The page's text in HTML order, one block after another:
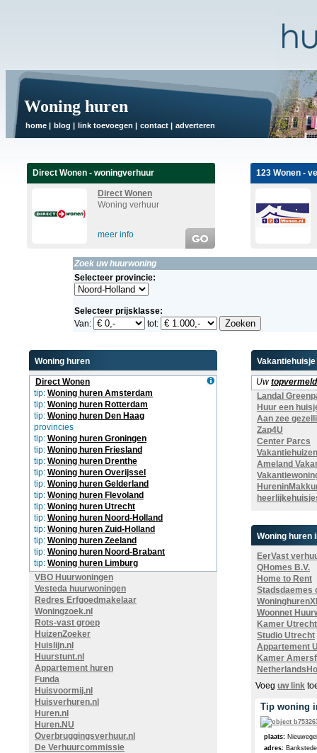
Woning huren
home | blog | link toevoegen | contact | adverteren
Direct Wonen - woningverhuur
Direct Wonen
Woning verhuur
meer info
123 Wonen -
Zoek uw huurwoning
Selecteer provincie:
Selecteer prijsklasse:
Van:
tot:
Woning huren
Direct Wonen
tip: Woning huren Amsterdam
tip: Woning huren Rotterdam
tip: Woning huren Den Haag
provincies
tip: Woning huren Groningen
tip: Woning huren Friesland
tip: Woning huren Drenthe
tip: Woning huren Overijssel
tip: Woning huren Gelderland
tip: Woning huren Flevoland
tip: Woning huren Utrecht
tip: Woning huren Noord-Holland
tip: Woning huren Zuid-Holland
tip: Woning huren Zeeland
tip: Woning huren Noord-Brabant
tip: Woning huren Limburg
VBO Huurwoningen
Vesteda huurwoningen
Redres Erfgoedmakelaar
Woningzoek.nl
Rots-vast groep
HuizenZoeker
Huislijn.nl
Huurstunt.nl
Appartement huren
Funda
Huisvoormij.nl
Huisverhuren.nl
Huren.nl
Huren.NU
Overbruggingsverhuur.nl
De Verhuurcommissie
Uw
Landal
Huur een
Aan zee
Zap4U
Center Parcs
Ameland
Woning huren
EerVast
QHomes B.V.
Home to Rent
Stadsdaemes
Woonnet
Kamer Utrecht
Studio Utrecht
Appartement
Kamer
Voeg uw link
Tip woning
plaats:
adres: Bankstede